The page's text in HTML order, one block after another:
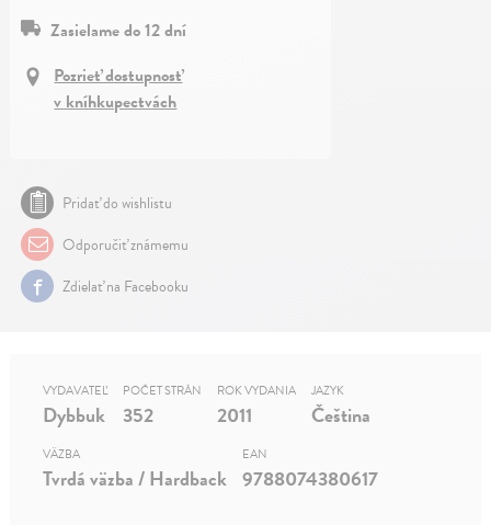
Zasielame do 12 dní
Pozrieť dostupnosť
v kníhkupectvách
Pridať do wishlistu
Odporučiť známemu
Zdielať na Facebooku
VYDAVATEĽ
Dybbuk
POČET STRÁN
352
ROK VYDANIA
2011
JAZYK
Čeština
VÄZBA
Tvrdá väzba / Hardback
EAN
9788074380617